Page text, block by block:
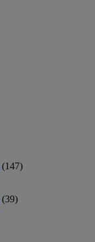
(147)
(39)